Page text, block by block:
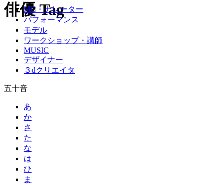
俳優 Tag
ワ
ー
MC・ナレーター
パフォーマンス
モデル
ワークショップ・講師
MUSIC
デザイナー
３dクリエイタ
五十音
あ
か
さ
た
な
は
ひ
ま